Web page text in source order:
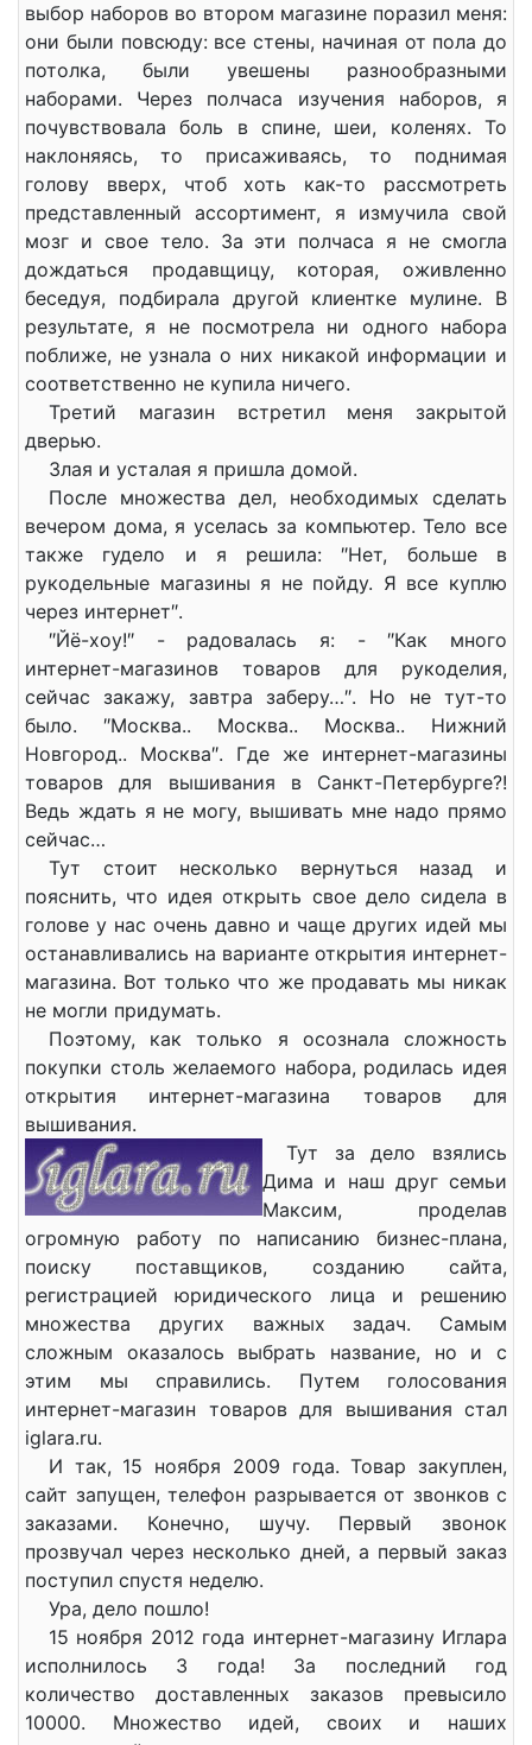
выбор наборов во втором магазине поразил меня:
они были повсюду: все стены, начиная от пола до
потолка, были увешены разнообразными
наборами. Через полчаса изучения наборов, я
почувствовала боль в спине, шеи, коленях. То
наклоняясь, то присаживаясь, то поднимая
голову вверх, чтоб хоть как-то рассмотреть
представленный ассортимент, я измучила свой
мозг и свое тело. За эти полчаса я не смогла
дождаться продавщицу, которая, оживленно
беседуя, подбирала другой клиентке мулине. В
результате, я не посмотрела ни одного набора
поближе, не узнала о них никакой информации и
соответственно не купила ничего.
Третий магазин встретил меня закрытой
дверью.
Злая и усталая я пришла домой.
После множества дел, необходимых сделать
вечером дома, я уселась за компьютер. Тело все
также гудело и я решила: ″Нет, больше в
рукодельные магазины я не пойду. Я все куплю
через интернет″.
″Йё-хоу!″ - радовалась я: - ″Как много
интернет-магазинов товаров для рукоделия,
сейчас закажу, завтра заберу…″. Но не тут-то
было. ″Москва.. Москва.. Москва.. Нижний
Новгород.. Москва″. Где же интернет-магазины
товаров для вышивания в Санкт-Петербурге?!
Ведь ждать я не могу, вышивать мне надо прямо
сейчас…
Тут стоит несколько вернуться назад и
пояснить, что идея открыть свое дело сидела в
голове у нас очень давно и чаще других идей мы
останавливались на варианте открытия интернет-
магазина. Вот только что же продавать мы никак
не могли придумать.
Поэтому, как только я осознала сложность
покупки столь желаемого набора, родилась идея
открытия интернет-магазина товаров для
вышивания.
Тут за дело взялись
Дима и наш друг семьи
Максим, проделав
огромную работу по написанию бизнес-плана,
поиску поставщиков, созданию сайта,
регистрацией юридического лица и решению
множества других важных задач. Самым
сложным оказалось выбрать название, но и с
этим мы справились. Путем голосования
интернет-магазин товаров для вышивания стал
iglara.ru.
И так, 15 ноября 2009 года. Товар закуплен,
сайт запущен, телефон разрывается от звонков с
заказами. Конечно, шучу. Первый звонок
прозвучал через несколько дней, а первый заказ
поступил спустя неделю.
Ура, дело пошло!
15 ноября 2012 года интернет-магазину Иглара
исполнилось 3 года! За последний год
количество доставленных заказов превысило
10000. Множество идей, своих и наших